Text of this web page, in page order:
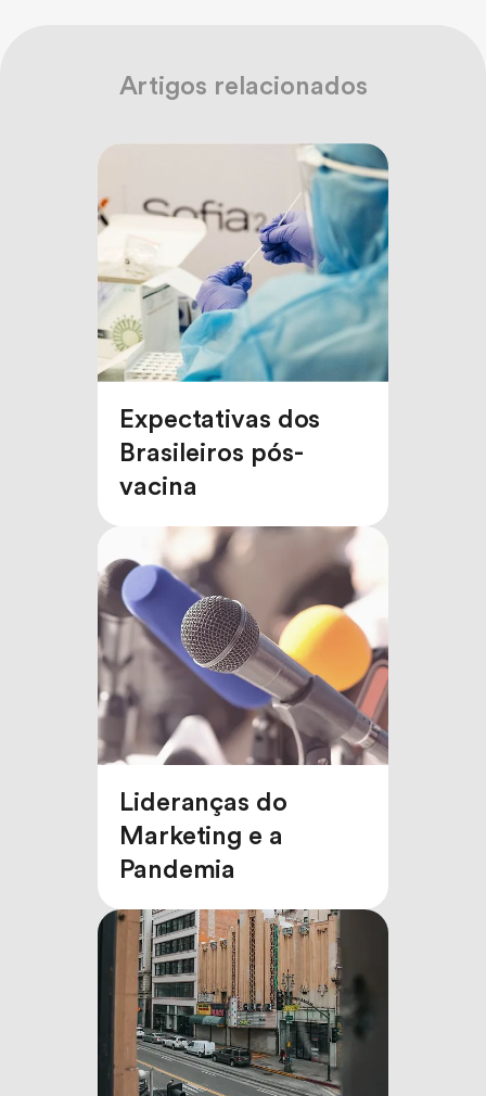
Artigos relacionados
Expectativas dos
Brasileiros pós-
vacina
Lideranças do
Marketing e a
Pandemia